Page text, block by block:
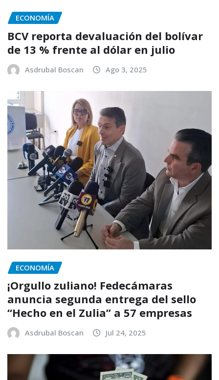
ECONOMÍA
BCV reporta devaluación del bolívar
de 13 % frente al dólar en julio
Asdrubal Boscan Ago 3, 2025
ECONOMÍA
¡Orgullo zuliano! Fedecámaras
anuncia segunda entrega del sello
“Hecho en el Zulia” a 57 empresas
Asdrubal Boscan Jul 24, 2025